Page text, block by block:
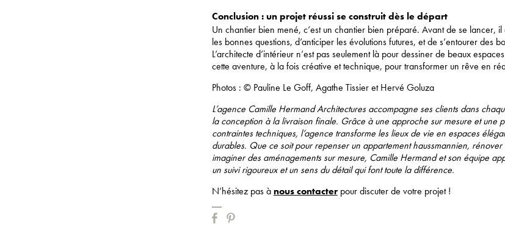
Conclusion : un projet réussi se construit dès le départ
Un chantier bien mené, c’est un chantier bien préparé. Avant de se lancer, il
les bonnes questions, d’anticiper les évolutions futures, et de s’entourer des
L’architecte d’intérieur n’est pas seulement là pour dessiner de beaux
cette aventure, à la fois créative et technique, pour transformer un rêve en
Photos : © Pauline Le Goff, Agathe Tissier et Hervé Goluza
L’agence Camille Hermand Architectures accompagne ses clients dans
la conception à la livraison finale. Grâce à une approche sur mesure et une
contraintes techniques, l’agence transforme les lieux de vie en espaces
durables. Que ce soit pour repenser un appartement haussmannien,
imaginer des aménagements sur mesure, Camille Hermand et son équipe
un suivi rigoureux et un sens du détail qui font toute la différence.
N’hésitez pas ànous contacterpour discuter de votre projet !